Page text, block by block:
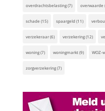
overdrachtsbelasting(7) overwaarde
schade (15) spaargeld(11)
verzekeraar(6) verzekering(12)
woning(7) woningmarkt(9) WOZ-
zorgverzekering(7)